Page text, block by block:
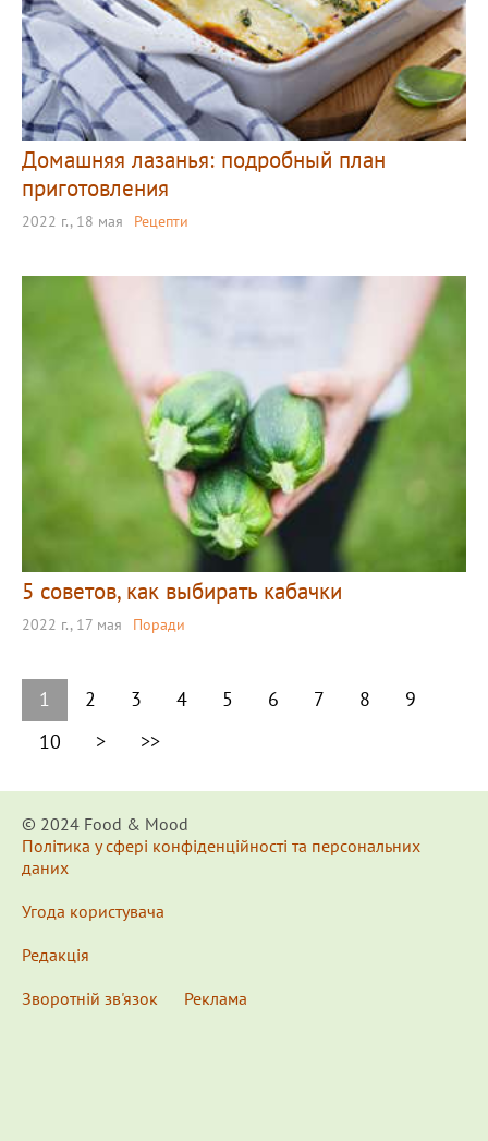
Домашняя лазанья: подробный план
приготовления
2022 г., 18 мая Рецепти
5 советов, как выбирать кабачки
2022 г., 17 мая Поради
1 2 3 4 5 6 7 8
9
10
> >>
© 2024 Food & Мood
Політика у сфері конфіденційності та персональних
даних
Угода користувача
Редакція
Зворотній зв'язок
Реклама